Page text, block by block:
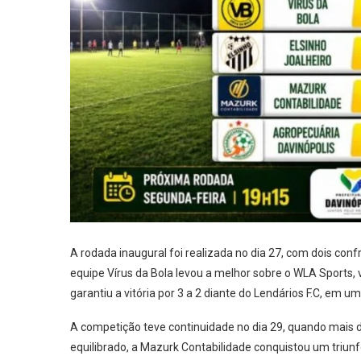
A rodada inaugural foi realizada no dia 27, com dois
equipe Vírus da Bola levou a melhor sobre o WLA
garantiu a vitória por 3 a 2 diante do Lendários F.C, em
A competição teve continuidade no dia 29, quando
equilibrado, a Mazurk Contabilidade conquistou um